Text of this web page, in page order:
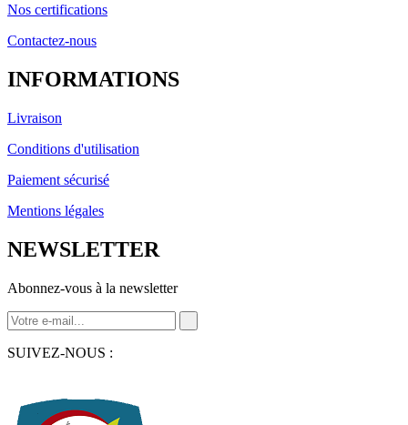
Nos certifications
Contactez-nous
INFORMATIONS
Livraison
Conditions d'utilisation
Paiement sécurisé
Mentions légales
NEWSLETTER
Abonnez-vous à la newsletter
SUIVEZ-NOUS :